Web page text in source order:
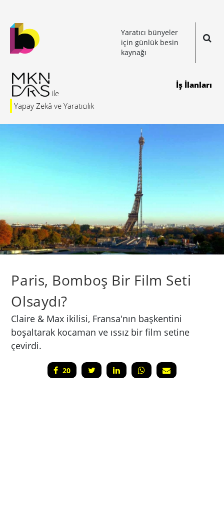
Yaratıcı bünyeler
için günlük besin
kaynağı
Yapay Zekâ ve Yaratıcılık
İş İlanları
Paris, Bomboş Bir Film Seti
Olsaydı?
Claire & Max ikilisi, Fransa'nın başkentini
boşaltarak kocaman ve ıssız bir film setine
çevirdi.
20